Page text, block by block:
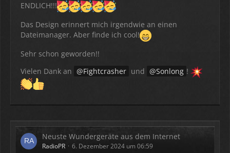
ENDLICH!!!
Das Design erinnert mich irgendwie an einen
Dateimanager. Aber finde ich cool!
Sehr schon geworden!!
Vielen Dank an
Fightcrasher und Sonlong !
Neuste Wundergeräte aus dem Internet
RadioPR 6. Dezember 2024 um 06:59